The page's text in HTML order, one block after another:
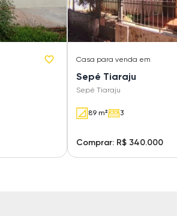
Casa para venda em
Sepé Tiaraju
Sepé Tiaraju
89 m² 3
Comprar: R$ 340.000